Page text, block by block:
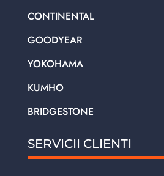
CONTINENTAL
GOODYEAR
YOKOHAMA
KUMHO
BRIDGESTONE
SERVICII CLIENTI